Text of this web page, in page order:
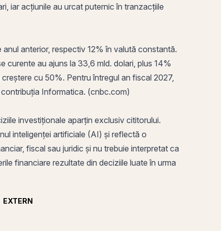
iar acțiunile au urcat puternic în tranzacțiile
anterior, respectiv 12% în valută constantă.
curente au ajuns la 33,6 mld. dolari, plus 14%
cu 50%. Pentru întregul an fiscal 2027,
Informatica. (cnbc.com)
investiționale aparțin exclusiv cititorului.
inteligenței artificiale (AI) și reflectă o
fiscal sau juridic și nu trebuie interpretat ca
financiare rezultate din deciziile luate în urma
EXTERN